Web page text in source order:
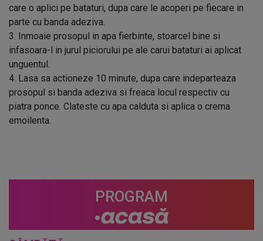
care o aplici pe bataturi, dupa care le acoperi pe fiecare in
parte cu banda adeziva.
3. Inmoaie prosopul in apa fierbinte, stoarcel bine si
infasoara-l in jurul piciorului pe ale carui bataturi ai aplicat
unguentul.
4. Lasa sa actioneze 10 minute, dupa care indeparteaza
prosopul si banda adeziva si freaca locul respectiv cu
piatra ponce. Clateste cu apa calduta si aplica o crema
emoilenta.
PROGRAM